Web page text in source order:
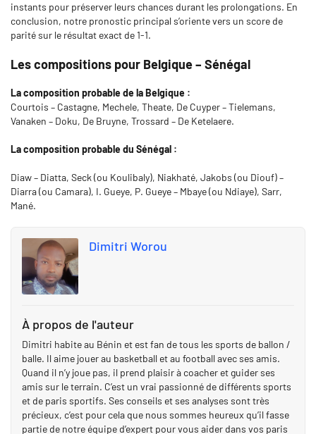
instants pour préserver leurs chances durant les prolongations. En
conclusion, notre pronostic principal s’oriente vers un score de
parité sur le résultat exact de 1-1.
Les compositions pour Belgique – Sénégal
La composition probable de la Belgique :
Courtois – Castagne, Mechele, Theate, De Cuyper – Tielemans,
Vanaken – Doku, De Bruyne, Trossard – De Ketelaere.
La composition probable du Sénégal :
Diaw – Diatta, Seck (ou Koulibaly), Niakhaté, Jakobs (ou Diouf) –
Diarra (ou Camara), I. Gueye, P. Gueye – Mbaye (ou Ndiaye), Sarr,
Mané.
Dimitri Worou
À propos de l'auteur
Dimitri habite au Bénin et est fan de tous les sports de ballon /
balle. Il aime jouer au basketball et au football avec ses amis.
Quand il n’y joue pas, il prend plaisir à coacher et guider ses
amis sur le terrain. C’est un vrai passionné de différents sports
et de paris sportifs. Ses conseils et ses analyses sont très
précieux, c’est pour cela que nous sommes heureux qu’il fasse
partie de notre équipe d’expert pour vous aider dans vos paris